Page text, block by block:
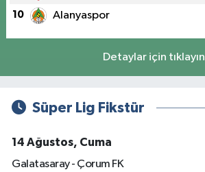
10 Alanyaspor
Detaylar için tıklayın
Süper Lig Fikstür
14 Ağustos, Cuma
Galatasaray - Çorum FK